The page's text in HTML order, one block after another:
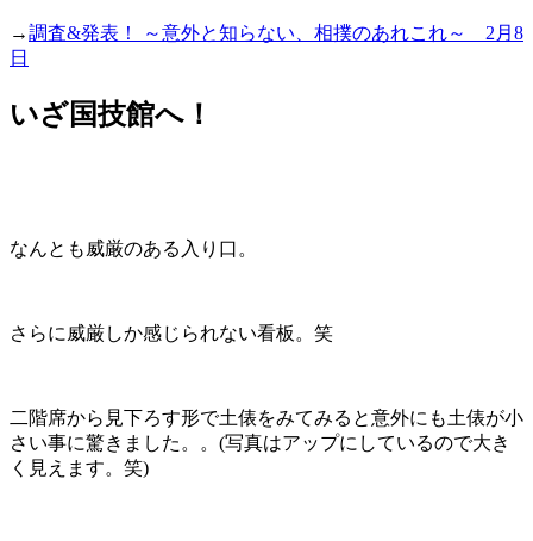
→調査&発表！ ～意外と知らない、相撲のあれこれ～ 2月8
日
いざ国技館へ！
なんとも威厳のある入り口。
さらに威厳しか感じられない看板。笑
二階席から見下ろす形で土俵をみてみると意外にも土俵が小
さい事に驚きました。。(写真はアップにしているので大き
く見えます。笑)